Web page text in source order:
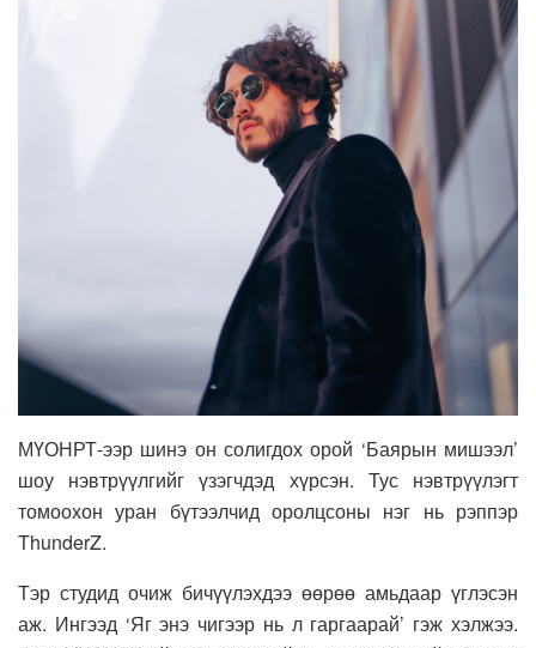
МҮОНРТ-ээр шинэ он солигдох орой ‘Баярын мишээл’
шоу нэвтрүүлгийг үзэгчдэд хүрсэн. Тус нэвтрүүлэгт
томоохон уран бүтээлчид оролцсоны нэг нь рэппэр
ThunderZ.
Тэр студид очиж бичүүлэхдээ өөрөө амьдаар үглэсэн
аж. Ингээд ‘Яг энэ чигээр нь л гаргаарай’ гэж хэлжээ.